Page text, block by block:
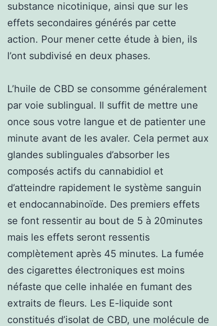
substance nicotinique, ainsi que sur les
effets secondaires générés par cette
action. Pour mener cette étude à bien, ils
l’ont subdivisé en deux phases.
L’huile de CBD se consomme généralement
par voie sublingual. Il suffit de mettre une
once sous votre langue et de patienter une
minute avant de les avaler. Cela permet aux
glandes sublinguales d’absorber les
composés actifs du cannabidiol et
d’atteindre rapidement le système sanguin
et endocannabinoïde. Des premiers effets
se font ressentir au bout de 5 à 20minutes
mais les effets seront ressentis
complètement après 45 minutes. La fumée
des cigarettes électroniques est moins
néfaste que celle inhalée en fumant des
extraits de fleurs. Les E-liquide sont
constitués d’isolat de CBD, une molécule de